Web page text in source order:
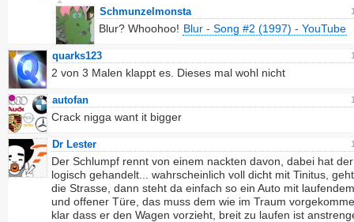
Schmunzelmonsta
Blur? Whoohoo! Blur - Song #2 (1997) - YouTube
quarks123
2 von 3 Malen klappt es. Dieses mal wohl nicht
autofan
Crack nigga want it bigger
Dr Lester
Der Schlumpf rennt von einem nackten davon, dabei hat
logisch gehandelt... wahrscheinlich voll dicht mit Tinitus,
die Strasse, dann steht da einfach so ein Auto mit
und offener Türe, das muss dem wie im Traum
klar dass er den Wagen vorzieht, breit zu laufen ist